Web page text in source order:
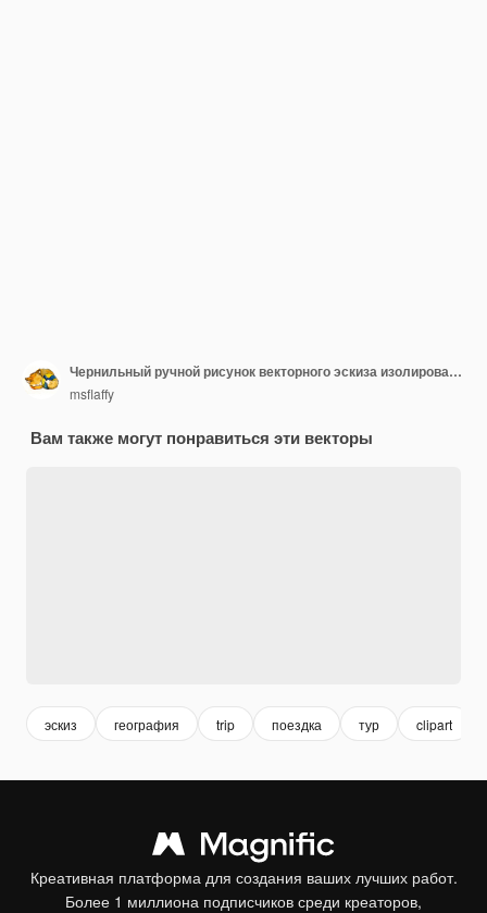
Чернильный ручной рисунок векторного эскиза изолированного объекта Набор иконок, значков, булавок, транспорта, походов, кемпинга, природы, местоположения, курсора, дизайна для туризма, туристической брошюры, свадебного гида, печати карты, татуировки
msflaffy
Вам также могут понравиться эти векторы
эскиз география trip поездка тур clipart
Креативная платформа для создания ваших лучших работ.
Более 1 миллиона подписчиков среди креаторов,